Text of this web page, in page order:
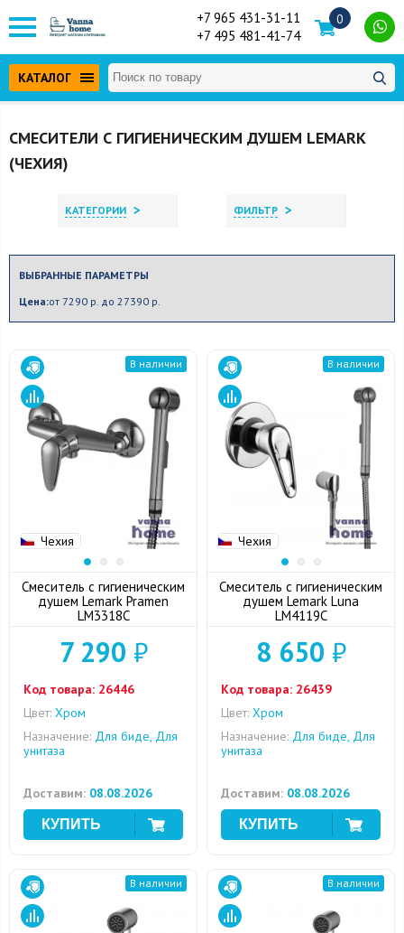
+7 965 431-31-11
+7 495 481-41-74
0
КАТАЛОГ
СМЕСИТЕЛИ С ГИГИЕНИЧЕСКИМ ДУШЕМ LEMARK
(ЧЕХИЯ)
КАТЕГОРИИ > ФИЛЬТР >
ВЫБРАННЫЕ ПАРАМЕТРЫ
Цена:от 7290 р. до 27390 р.
Чехия
В наличии
Смеситель с гигиеническим
душем Lemark Pramen
LM3318C
7 290 ₽
Код товара: 26446
Цвет: Хром
Назначение: Для биде, Для
унитаза
Доставим: 08.08.2026
Чехия
В наличии
Смеситель с гигиеническим
душем Lemark Luna
LM4119C
8 650 ₽
Код товара: 26439
Цвет: Хром
Назначение: Для биде, Для
унитаза
Доставим: 08.08.2026
В наличии В наличии